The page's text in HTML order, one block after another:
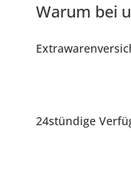
Warum bei
24stündige